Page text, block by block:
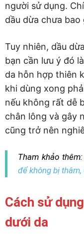
người sử dụng.
dầu dừa chưa bao
Tuy nhiên, dầu
bạn cần lưu ý đó
da hỗn hợp thiên
khi dùng xong
nếu không rất dễ
chân lông và gây
cũng trở nên
Tham khảo
để không bị
Cách sử
dưới da